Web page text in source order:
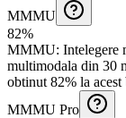
MMMU
82%
MMMU: Intelegere
multimodala din 30
obtinut 82% la acest
MMMU Pro